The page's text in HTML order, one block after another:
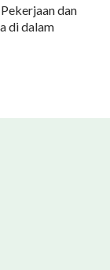
dan
di dalam